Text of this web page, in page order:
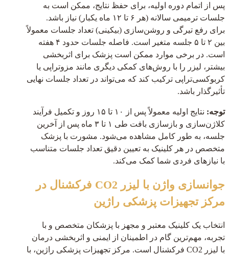
پس از اتمام دوره اولیه، برای حفظ نتایج، ممکن است به
جلسات ترمیمی سالانه (هر ۶ تا ۱۲ ماه یکبار) نیاز باشد.
برای رفع تیرگی و روشن‌سازی (بیکینی) تعداد جلسات معمولاً
بین ۲ تا ۵ جلسه متغیر است. فاصله جلسات حدود ۴ هفته
است. در برخی موارد ممکن است پزشک برای اثربخشی
بیشتر، لیزر را با روش‌های کمکی دیگری مانند مزوتراپی یا
کربوکسی‌تراپی ترکیب کند که می‌تواند در تعداد جلسات نهایی
تأثیرگذار باشد.
توجه:
نتایج اولیه معمولاً پس از ۱۰ تا ۱۵ روز و تکمیل فرآیند
کلاژن‌سازی و بازسازی بافت طی ۱ تا ۳ ماه پس از آخرین
جلسه، به طور کامل مشاهده می‌شود. مشورت با پزشک
متخصص در هر کلینیک به تعیین دقیق تعداد جلسات متناسب
با نیازهای فردی شما کمک می‌کند.
جوانسازی واژن با لیزر CO2 فرکشنال در
مرکز تجهیزات پزشکی راژین
انتخاب یک کلینیک معتبر و مجهز با پزشکان متخصص و با
تجربه، مهم‌ترین گام در اطمینان از ایمنی و اثربخشی درمان
با لیزر CO2 فرکشنال است. مرکز تجهیزات پزشکی راژین، با